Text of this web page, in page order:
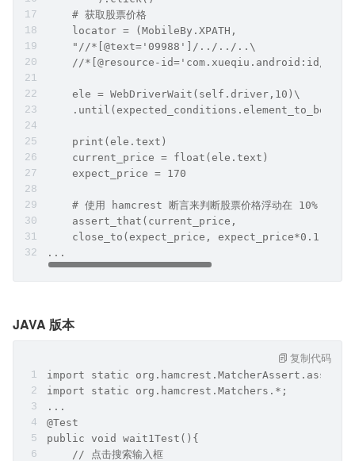
    # 获取股票价格
    locator = (MobileBy.XPATH,
    "//*[@text='09988']/../../..\
//*[@resource-id='com.xueqiu.android:id/
    ele = WebDriverWait(self.driver,10)\
    print(ele.text)
    current_price = float(ele.text)
    expect_price = 170
    # 使用 hamcrest 断言来判断股票价格浮动在 10% 范围内
    assert_that(current_price,
    close_to(expect_price, expect_price*0.1))
...
JAVA 版本
import static
import static org.hamcrest.Matchers.*;
...
@Test
public void wait1Test(){
    // 点击搜索输入框
复制代码